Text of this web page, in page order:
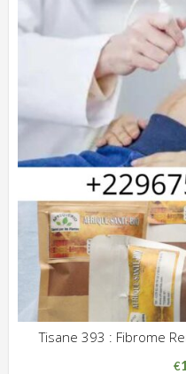
Tisane 393 : Fibrome
€